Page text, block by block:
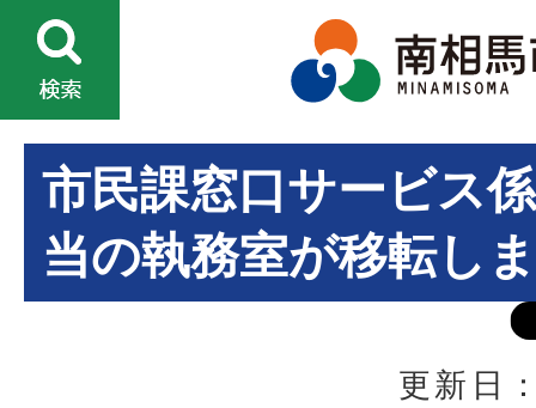
市民課窓口サービス
当の執務室が移転し
更新日